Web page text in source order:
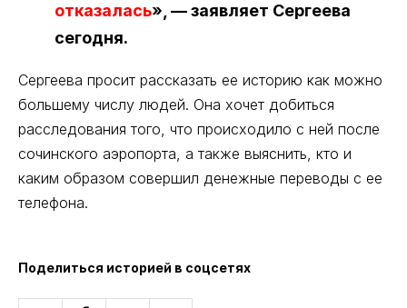
отказалась», — заявляет Сергеева
сегодня.
Сергеева просит рассказать ее историю как можно
большему числу людей. Она хочет добиться
расследования того, что происходило с ней после
сочинского аэропорта, а также выяснить, кто и
каким образом совершил денежные переводы с ее
телефона.
Поделиться историей в соцсетях